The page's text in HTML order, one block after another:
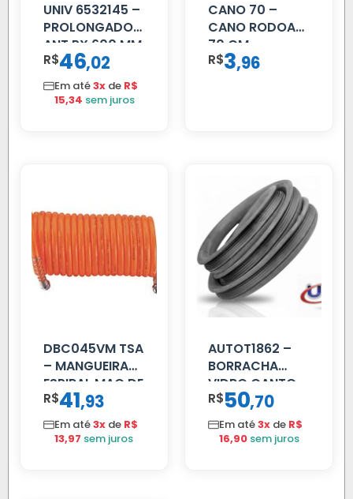
UNIV 6532145 –
PROLONGADOR
ANT PX 600 MM
FIBRA PRETA
R$46,02
Em até3x de R$
15,34 sem juros
CANO 70 –
CANO RODOAR
70 CM
R$3,96
DBC045VM TSA
– MANGUEIRA
ESPIRAL MAO DE
AMIGO UNIV 16
MM 4.5MTS
VERMELHA
R$41,93
Em até3x de R$
13,97 sem juros
AUTOT1862 –
BORRACHA
VIDRO CANTO
VOLVO NL
80/88…
R$50,70
Em até3x de R$
16,90 sem juros